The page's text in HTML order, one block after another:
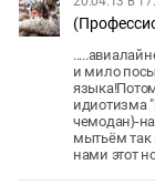
и мило
идиотизма
чемодан}-
мытьём так
нами этот